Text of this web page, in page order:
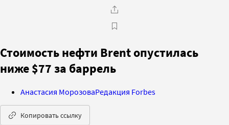
Стоимость нефти Brent опустилась
ниже $77 за баррель
Анастасия МорозоваРедакция Forbes
Копировать ссылку